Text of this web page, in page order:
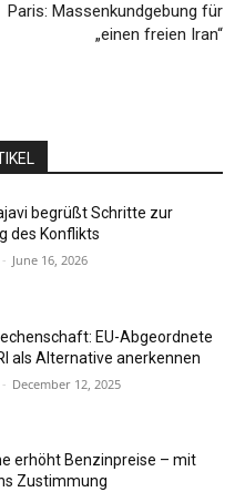
Paris: Massenkundgebung für
„einen freien Iran“
begrüßt Schritte zur
des Konflikts
- June 16, 2026
EU-Abgeordnete
als Alternative anerkennen
- December 12, 2025
erhöht Benzinpreise – mit
Zustimmung